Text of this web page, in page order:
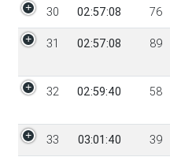
30 02:57:08 76
31 02:57:08 89
32 02:59:40 58
33 03:01:40 39